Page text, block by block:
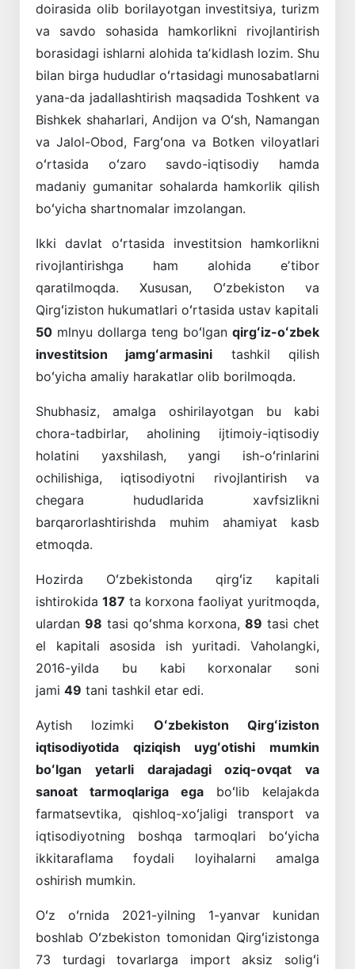
doirasida olib borilayotgan investitsiya, turizm
va savdo sohasida hamkorlikni rivojlantirish
borasidagi ishlarni alohida taʼkidlash lozim. Shu
bilan birga hududlar oʻrtasidagi munosabatlarni
yana-da jadallashtirish maqsadida Toshkent va
Bishkek shaharlari, Andijon va Oʻsh, Namangan
va Jalol-Obod, Fargʻona va Botken viloyatlari
oʻrtasida oʻzaro savdo-iqtisodiy hamda
madaniy gumanitar sohalarda hamkorlik qilish
boʻyicha shartnomalar imzolangan.
Ikki davlat oʻrtasida investitsion hamkorlikni
rivojlantirishga ham alohida eʼtibor
qaratilmoqda. Xususan, Oʻzbekiston va
Qirgʻiziston hukumatlari oʻrtasida ustav kapitali
50 mlnyu dollarga teng boʻlgan qirgʻiz-oʻzbek
investitsion jamgʻarmasini tashkil qilish
boʻyicha amaliy harakatlar olib borilmoqda.
Shubhasiz, amalga oshirilayotgan bu kabi
chora-tadbirlar, aholining ijtimoiy-iqtisodiy
holatini yaxshilash, yangi ish-oʻrinlarini
ochilishiga, iqtisodiyotni rivojlantirish va
chegara hududlarida xavfsizlikni
barqarorlashtirishda muhim ahamiyat kasb
etmoqda.
Hozirda Oʻzbekistonda qirgʻiz kapitali
ishtirokida 187 ta korxona faoliyat yuritmoqda,
ulardan 98 tasi qoʻshma korxona,89 tasi chet
el kapitali asosida ish yuritadi. Vaholangki,
2016-yilda bu kabi korxonalar soni
jami 49 tani tashkil etar edi.
Aytish lozimki Oʻzbekiston Qirgʻiziston
iqtisodiyotida qiziqish uygʻotishi mumkin
boʻlgan yetarli darajadagi oziq-ovqat va
sanoat tarmoqlariga ega boʻlib kelajakda
farmatsevtika, qishloq-xoʻjaligi transport va
iqtisodiyotning boshqa tarmoqlari boʻyicha
ikkitaraflama foydali loyihalarni amalga
oshirish mumkin.
Oʻz oʻrnida 2021-yilning 1-yanvar kunidan
boshlab Oʻzbekiston tomonidan Qirgʻizistonga
73 turdagi tovarlarga import aksiz soligʻi